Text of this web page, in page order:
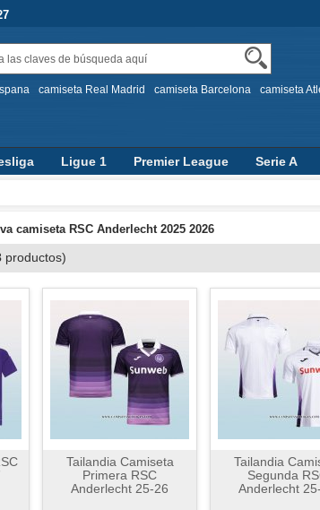
camiseta Real Madrid camiseta Barcelona camiseta
Ligue 1 Premier League Serie A
camiseta RSC Anderlecht 2025 2026
productos)
Tailandia Camiseta
Primera RSC
Anderlecht 25-26
Tailandia
Segunda
Anderlecht